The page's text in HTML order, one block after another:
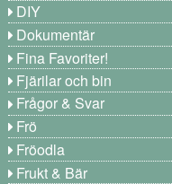
DIY
Dokumentär
Fina Favoriter!
Fjärilar och bin
Frågor & Svar
Frö
Fröodla
Frukt & Bär